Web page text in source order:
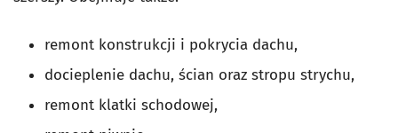
remont konstrukcji i pokrycia dachu,
docieplenie dachu, ścian oraz stropu strychu,
remont klatki schodowej,